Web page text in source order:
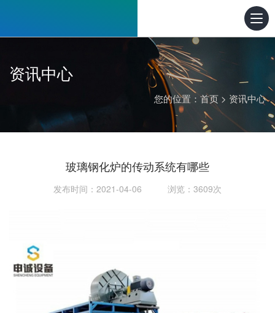
资讯中心
您的位置： 首页 > 资讯中心
玻璃钢化炉的传动系统有哪些
发布时间：2021-04-06 浏览：3609次